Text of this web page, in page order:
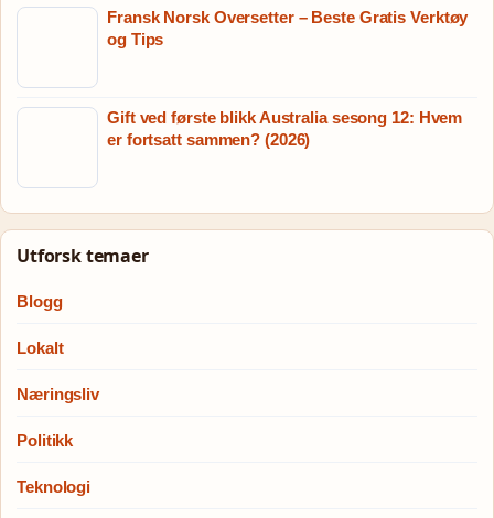
Fransk Norsk Oversetter – Beste Gratis Verktøy
og Tips
Gift ved første blikk Australia sesong 12: Hvem
er fortsatt sammen? (2026)
Utforsk temaer
Blogg
Lokalt
Næringsliv
Politikk
Teknologi